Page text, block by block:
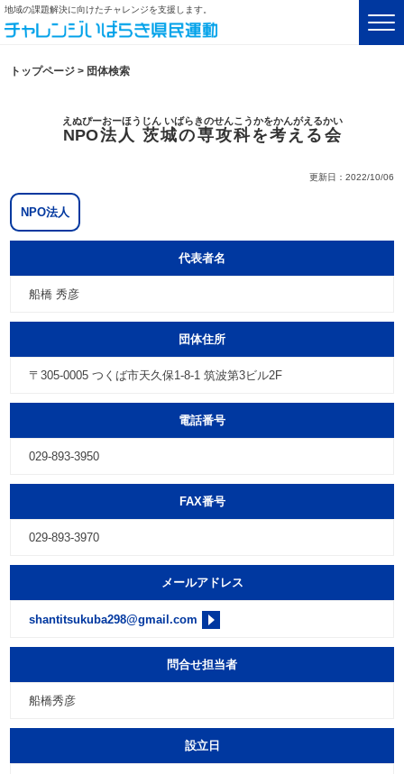
地域の課題解決に向けたチャレンジを支援します。
トップページ > 団体検索
NPO法人 茨城の専攻科を考える会
えぬぴーおーほうじん いばらきのせんこうかをかんがえるかい
更新日：2022/10/06
NPO法人
代表者名
船橋 秀彦
団体住所
〒305-0005 つくば市天久保1-8-1 筑波第3ビル2F
電話番号
029-893-3950
FAX番号
029-893-3970
メールアドレス
shantitsukuba298@gmail.com
問合せ担当者
船橋秀彦
設立日